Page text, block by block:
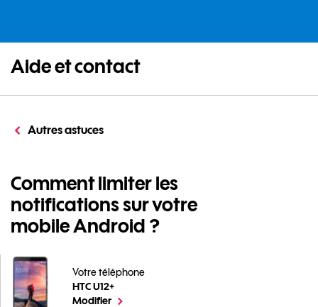
Aide et contact
Autres astuces
Comment limiter les
notifications sur votre
mobile Android ?
Votre téléphone
HTC U12+
Comment limiter les notifications sur votre mobile
Modifierle téléphone sélectionné